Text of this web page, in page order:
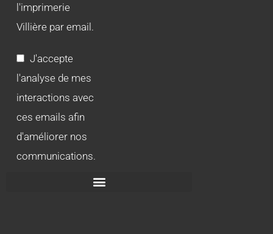
l'imprimerie
Villière par email.
J'accepte
l'analyse de mes
interactions avec
ces emails afin
d'améliorer nos
communications.